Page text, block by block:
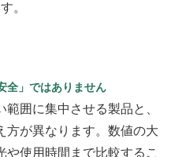
す。
全」ではありません
囲に集中させる製品と、
方が異なります。数値の大
や使用時間まで比較するこ